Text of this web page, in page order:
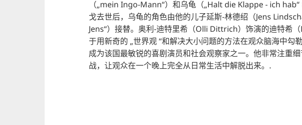
（„mein Ingo-Mann“）和乌龟（„Halt die Klappe - ich
戈去世后，乌龟的角色由他的儿子延斯-林德绍（Jens
Jens“）接替。奥利-迪特里希（Olli Dittrich）饰演的迪特希
于用新奇的 „世界观 “和解决大小问题的方法在观众脑海中勾
成为该国最敏锐的喜剧演员和社会观察家之一。他非常注重
战，让观众在一个晚上完全从日常生活中解脱出来。.